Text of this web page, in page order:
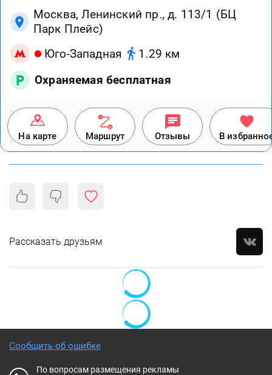
Москва, Ленинский пр., д. 113/1 (БЦ
Парк Плейс)
Юго-Западная
1.29 км
Охраняемая бесплатная
На карте Маршрут Отзывы В
Рассказать друзьям
Сообщить об ошибке
По вопросам размещения рекламы